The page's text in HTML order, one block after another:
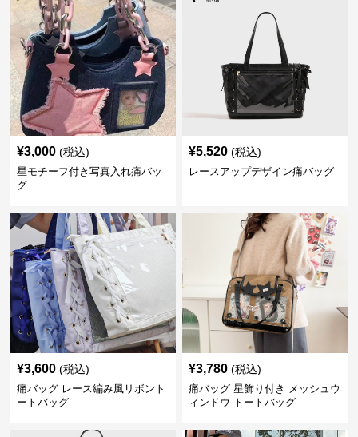
¥3,000 (税込)
星モチーフ付き写真入れ痛バッ
グ
¥5,520 (税込)
レースアップデザイン痛バッグ
¥3,600 (税込)
痛バッグ レース編み風リボント
ートバッグ
¥3,780 (税込)
痛バッグ 星飾り付き メッシュウ
ィンドウ トートバッグ